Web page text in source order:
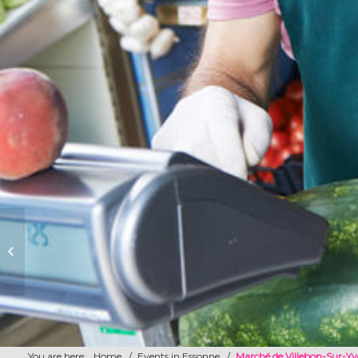
You are here: Home / Events in Essonne / Marché de Villebon-Sur-
Marché du bourg – Igny